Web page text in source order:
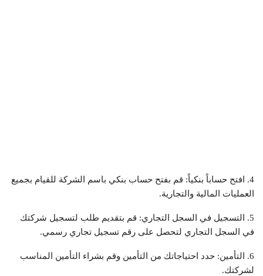
4. افتح حساباً بنكياً: قم بفتح حساب بنكي باسم الشركة للقيام بجميع
العمليات المالية والتجارية.
5. التسجيل في السجل التجاري: قم بتقديم طلب لتسجيل شركتك
في السجل التجاري لتحصل على رقم تسجيل تجاري رسمي.
6. التأمين: حدد احتياجاتك من التأمين وقم بشراء التأمين المناسب
لشركتك.